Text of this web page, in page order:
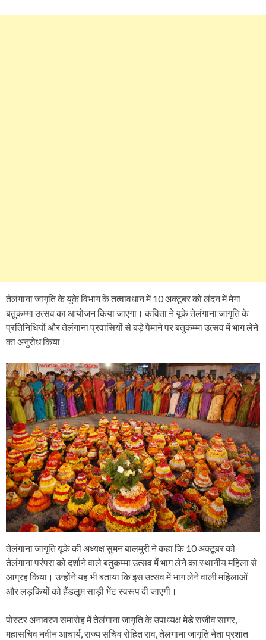
तेलंगाना जागृति के यूके विभाग के तत्वावधान में 10 अक्टूबर को लंदन में मेगा
बतुकम्मा उत्सव का आयोजन किया जाएगा। कविता ने यूके तेलंगाना जागृति के
प्रतिनिधियों और तेलंगाना प्रवासियों से बड़े पैमाने पर बतुकम्मा उत्सव में भाग लेने
का अनुरोध किया।
तेलंगाना जागृति यूके की अध्यक्ष सुमन बालमुरी ने कहा कि 10 अक्टूबर को
तेलंगाना परंपरा को दर्शाने वाले बतुकम्मा उत्सव में भाग लेने का स्थानीय महिला से
आग्रह किया। उन्होंने यह भी बताया कि इस उत्सव में भाग लेने वाली महिलाओं
और लड़कियों को हैंडलूम साड़ी भेंट स्वरूप दी जाएगी।
पोस्टर अनावरण समारोह में तेलंगाना जागृति के उपाध्यक्ष मेडे राजीव सागर,
महासचिव नवीन आचार्य, राज्य सचिव रोहित राव, तेलंगाना जागृति नेता प्रशांत